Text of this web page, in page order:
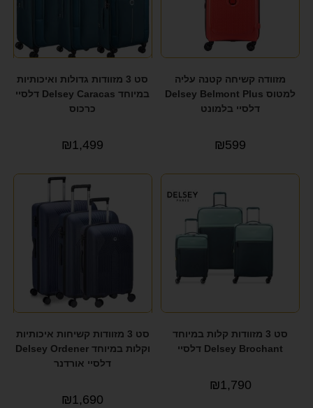
מזוודה קשיחה קטנה עליה
למטוס Delsey Belmont Plus
דלסיי בלמונט
₪599
סט 3 מזוודות גדולות ואיכותיות
במיוחד Delsey Caracas דלסיי
כרכוס
₪1,499
סט 3 מזוודות קלות במיוחד
Delsey Brochant דלסיי
₪1,790
סט 3 מזוודות קשיחות איכותיות
וקלות במיוחד Delsey Ordener
דלסיי אורדנר
₪1,690